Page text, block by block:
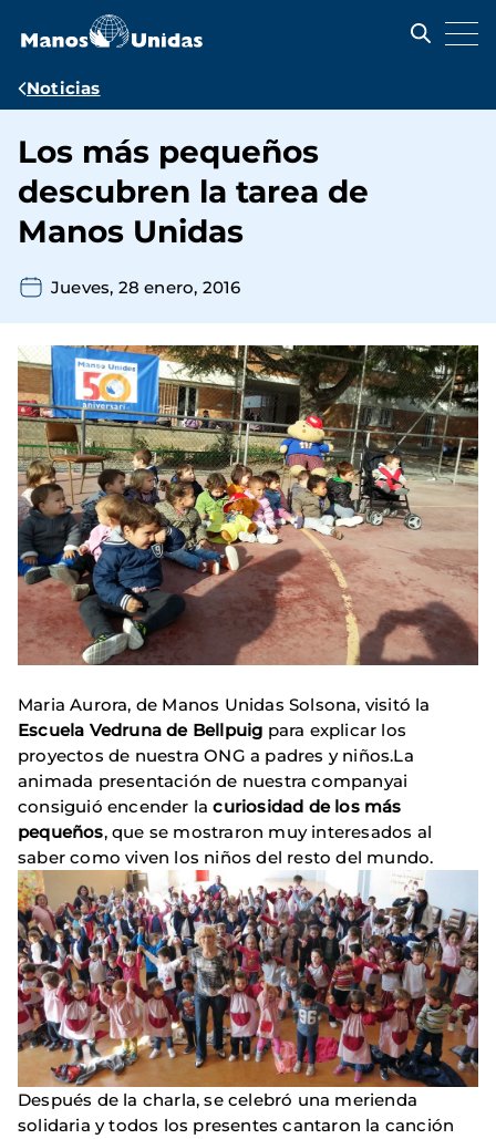
contenido
Ruta
navegación
Noticias
Los más pequeños
descubren la tarea de
Manos Unidas
Jueves, 28 enero, 2016
Maria Aurora, de Manos Unidas Solsona, visitó la
Escuela Vedruna de Bellpuig para explicar los
proyectos de nuestra ONG a padres y niños.La
animada presentación de nuestra companyai
consiguió encender lacuriosidad de los más
pequeños, que se mostraron muy interesados al
saber como viven los niños del resto del mundo.
Después de la charla, se celebró una merienda
solidaria y todos los presentes cantaron la canción